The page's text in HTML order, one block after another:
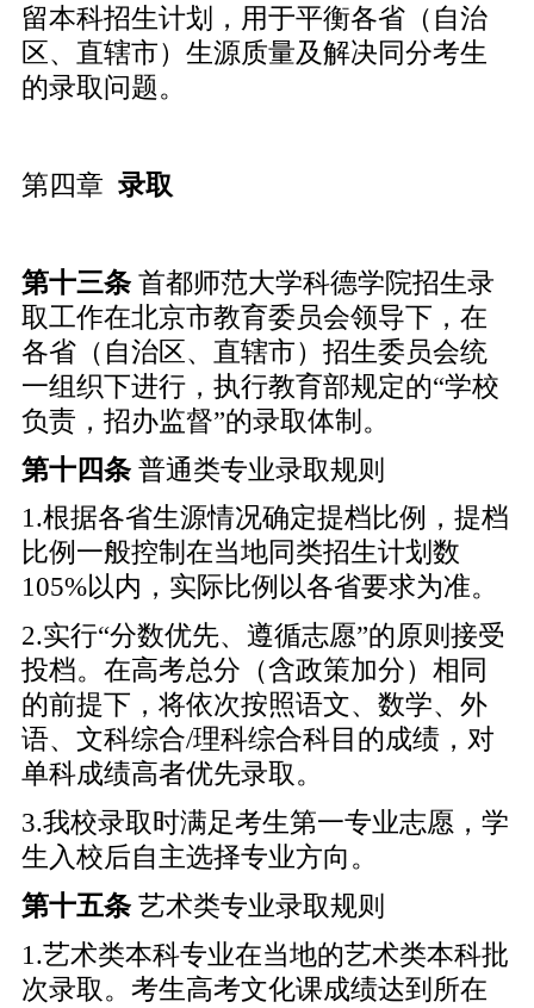
留本科招生计划，用于平衡各省（自治
区、直辖市）生源质量及解决同分考生
的录取问题。
第四章 录取
第十三条 首都师范大学科德学院招生录
取工作在北京市教育委员会领导下，在
各省（自治区、直辖市）招生委员会统
一组织下进行，执行教育部规定的“学校
负责，招办监督”的录取体制。
第十四条 普通类专业录取规则
1.根据各省生源情况确定提档比例，提档
比例一般控制在当地同类招生计划数
105%以内，实际比例以各省要求为准。
2.实行“分数优先、遵循志愿”的原则接受
投档。在高考总分（含政策加分）相同
的前提下，将依次按照语文、数学、外
语、文科综合/理科综合科目的成绩，对
单科成绩高者优先录取。
3.我校录取时满足考生第一专业志愿，学
生入校后自主选择专业方向。
第十五条 艺术类专业录取规则
1.艺术类本科专业在当地的艺术类本科批
次录取。考生高考文化课成绩达到所在